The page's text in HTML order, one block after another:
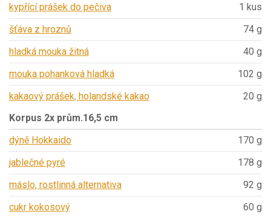
kypřící prášek do pečiva
1 kus
šťáva z hroznů
74 g
hladká mouka žitná
40 g
mouka pohanková hladká
102 g
kakaový prášek, holandské kakao
20 g
Korpus 2x prům.16,5 cm
dýně Hokkaido
170 g
jablečné pyré
178 g
máslo, rostlinná alternativa
92 g
cukr kokosový
60 g